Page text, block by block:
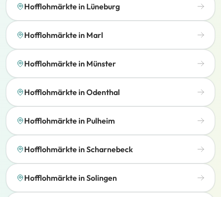
Hofflohmärkte in Lüneburg
Hofflohmärkte in Marl
Hofflohmärkte in Münster
Hofflohmärkte in Odenthal
Hofflohmärkte in Pulheim
Hofflohmärkte in Scharnebeck
Hofflohmärkte in Solingen